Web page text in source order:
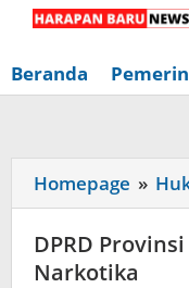
Lewati
konten
Beranda
Homepage »
DPRD
Narkotika